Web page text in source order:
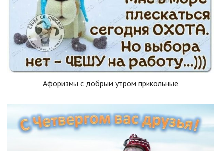
Афоризмы с добрым утром прикольные